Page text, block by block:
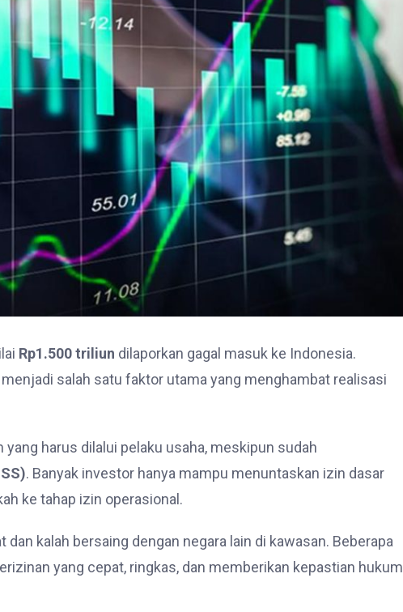
Rp1.500 triliun dilaporkan gagal masuk ke Indonesia.
menjadi salah satu faktor utama yang menghambat realisasi
harus dilalui pelaku usaha, meskipun sudah
. Banyak investor hanya mampu menuntaskan izin dasar
ke tahap izin operasional.
kalah bersaing dengan negara lain di kawasan. Beberapa
yang cepat, ringkas, dan memberikan kepastian hukum